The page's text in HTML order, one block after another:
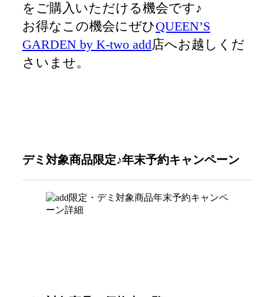
をご購入いただける機会です♪
お得なこの機会にぜひQUEEN’S
GARDEN by K-two add店へお越しくだ
さいませ。
デミ対象商品限定♪年末予約キャンペーン